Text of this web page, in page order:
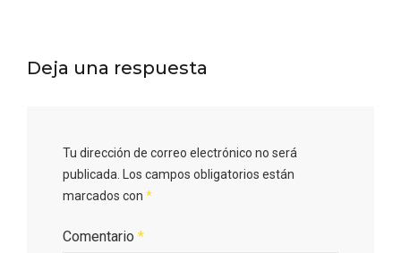
Deja una respuesta
Tu dirección de correo electrónico no será
publicada.
Los campos obligatorios están
marcados con *
Comentario *
Disfrutar de la Semana Santa en Rueda